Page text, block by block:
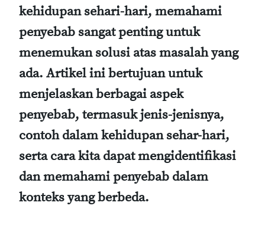
kehidupan sehari-hari, memahami
penyebab sangat penting untuk
menemukan solusi atas masalah yang
ada. Artikel ini bertujuan untuk
menjelaskan berbagai aspek
penyebab, termasuk jenis-jenisnya,
contoh dalam kehidupan sehar-hari,
serta cara kita dapat mengidentifikasi
dan memahami penyebab dalam
konteks yang berbeda.